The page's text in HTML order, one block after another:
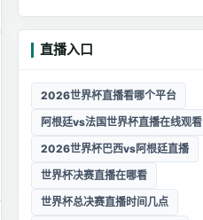
直播入口
2026世界杯直播看哪个平台
阿根廷vs法国世界杯直播在线观看
2026世界杯巴西vs阿根廷直播
世界杯决赛直播在哪看
世界杯总决赛直播时间几点